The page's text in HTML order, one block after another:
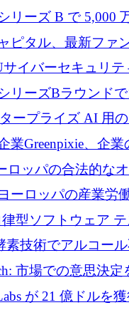
リーズ B で 5,000
大陸法用の法律 AI
ピタル、最新ファ
ルを確保
イバーセキュリテ
トフォームのため
リーズBラウンド
ープライズ AI 用
ペレーティング シ
B で 4,000 万ドル
業Greenpixie、企
ー無駄を削減する
ロッパの合法的な
を構築するために
ーロッパの産業労
に 140 万ユーロを
型ソフトウェア
レシードを提供し
素技術でアルコー
150 万ユーロを調
市場での意思決
リジェンス層を構
が 21 億ドルを